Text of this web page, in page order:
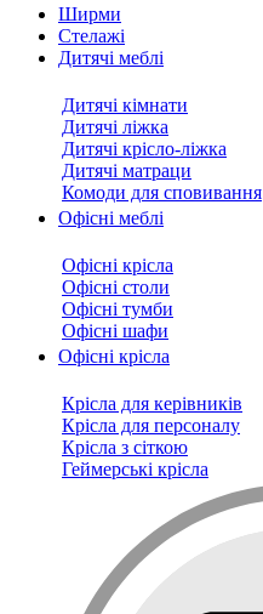
Ширми
Стелажі
Дитячі меблі
Дитячі кімнати
Дитячі ліжка
Дитячі крісло-ліжка
Дитячі матраци
Комоди для сповивання
Офісні меблі
Офісні крісла
Офісні столи
Офісні тумби
Офісні шафи
Офісні крісла
Крісла для керівників
Крісла для персоналу
Крісла з сіткою
Геймерські крісла